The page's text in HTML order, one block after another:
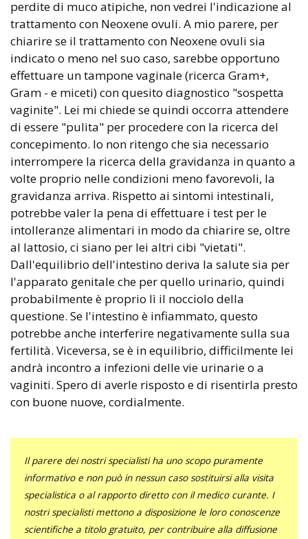
perdite di muco atipiche, non vedrei l'indicazione al
trattamento con Neoxene ovuli. A mio parere, per
chiarire se il trattamento con Neoxene ovuli sia
indicato o meno nel suo caso, sarebbe opportuno
effettuare un tampone vaginale (ricerca Gram+,
Gram - e miceti) con quesito diagnostico "sospetta
vaginite". Lei mi chiede se quindi occorra attendere
di essere "pulita" per procedere con la ricerca del
concepimento. Io non ritengo che sia necessario
interrompere la ricerca della gravidanza in quanto a
volte proprio nelle condizioni meno favorevoli, la
gravidanza arriva. Rispetto ai sintomi intestinali,
potrebbe valer la pena di effettuare i test per le
intolleranze alimentari in modo da chiarire se, oltre
al lattosio, ci siano per lei altri cibi "vietati".
Dall'equilibrio dell'intestino deriva la salute sia per
l'apparato genitale che per quello urinario, quindi
probabilmente è proprio lì il nocciolo della
questione. Se l'intestino è infiammato, questo
potrebbe anche interferire negativamente sulla sua
fertilità. Viceversa, se è in equilibrio, difficilmente lei
andrà incontro a infezioni delle vie urinarie o a
vaginiti. Spero di averle risposto e di risentirla presto
con buone nuove, cordialmente.
Il parere dei nostri specialisti ha uno scopo puramente
informativo e non può in nessun caso sostituirsi alla visita
specialistica o al rapporto diretto con il medico curante. I
nostri specialisti mettono a disposizione le loro conoscenze
scientifiche a titolo gratuito, per contribuire alla diffusione